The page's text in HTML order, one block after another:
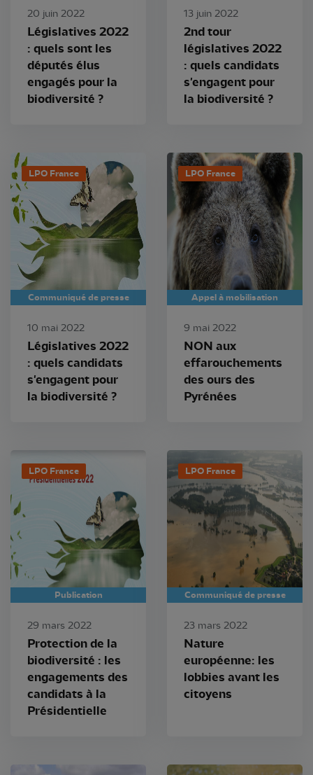
20 juin 2022
Législatives 2022
: quels sont les
députés élus
engagés pour la
biodiversité ?
13 juin 2022
2nd tour
législatives 2022
: quels candidats
s'engagent pour
la biodiversité ?
LPO France
Communiqué de presse
10 mai 2022
Législatives 2022
: quels candidats
s'engagent pour
la biodiversité ?
LPO France
Appel à mobilisation
9 mai 2022
NON aux
effarouchements
des ours des
Pyrénées
LPO France
Publication
29 mars 2022
Protection de la
biodiversité : les
engagements des
candidats à la
Présidentielle
LPO France
Communiqué de presse
23 mars 2022
Nature
européenne: les
lobbies avant les
citoyens